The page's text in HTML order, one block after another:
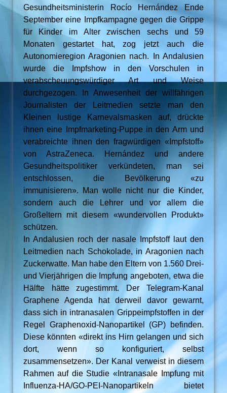
Gesundheitsministerin Rocío Hernández Ende
September eine Impfkampagne gegen die Grippe
für Kinder im Alter zwischen sechs und 59
Monaten gestartet hat, zog jetzt auch die
Autonomieregion Aragonien nach. In Andalusien
wurde die Impfshow in den Vorschulen in
verabscheuungswürdiger Art und Weise
durchgezogen. In Anwesenheit der willfährigen
Journalisten der Leitmedien setzte man den
Kleinen lustige Karnevalsmasken auf, drückte
ihnen eine Impfmarketing-Puppe in den Arm und
verabreichte ihnen den fragwürdigen «Impfstoff»
von AstraZeneca. Hernández und andere
Gesundheitspolitiker verkündeten, man sei
entschlossen, die Bevölkerung «zu
immunisieren». Man wolle nicht nur die Kinder,
sondern auch die Lehrer und vor allem die
Großeltern mit diesem «wundervollen Produkt»
schützen.
In Andalusien roch der nasale Impfstoff laut den
Leitmedien nach Schokolade, in Aragonien nach
Zuckerwatte. Man habe den Eltern von 1.560 Drei-
und Vierjährigen die Impfung angeboten, etwa die
Hälfte hätte zugestimmt. Der Telegram-Kanal
Graphene Agenda hat derweil davor gewarnt,
dass sich in intranasalen Grippeimpfstoffen in der
Regel Graphenoxid-Nanopartikel (GP) befinden.
Diese könnten «direkt ins Hirn gelangen und sich
dort, wenn so konfiguriert, selbst
zusammensetzen». Der Kanal verweist in diesem
Rahmen auf die Studie «Intranasale Impfung mit
Influenza-HA/GO-PEI-Nanopartikeln bietet